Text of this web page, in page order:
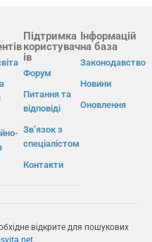
Підтримка
користувач
ів
Форум
Питання та
відповіді
Зв’язок з
спеціалістом
Контакти
Інформацій
на база
Законодавство
Новини
Оновлення
відкрите для пошукових
.